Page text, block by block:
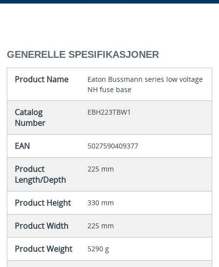
GENERELLE SPESIFIKASJONER
Product Name
Eaton Bussmann series low voltage
NH fuse base
Catalog
Number
EBH223TBW1
EAN 5027590409377
Product
Length/Depth
225 mm
Product Height 330 mm
Product Width 225 mm
Product Weight 5290 g